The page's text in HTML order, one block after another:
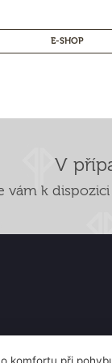
E-SHOP
V
vám k